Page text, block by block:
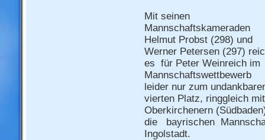
Mit seinen
Mannschaftskameraden
Helmut Probst (298) und
Werner Petersen (297)
es für Peter Weinreich im
Mannschaftswettbewerb
leider nur zum
vierten Platz, ringgleich
Oberkirchenern
die bayrischen
Ingolstadt.